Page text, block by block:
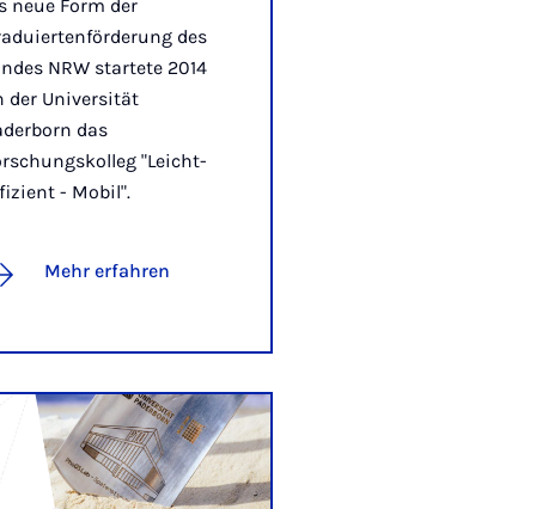
neue Form der
des
NRW startete 2014
der Universität
das
"Leicht-
- Mobil".
Mehr erfahren